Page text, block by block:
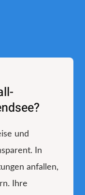
und
In
anfallen,
Ihre